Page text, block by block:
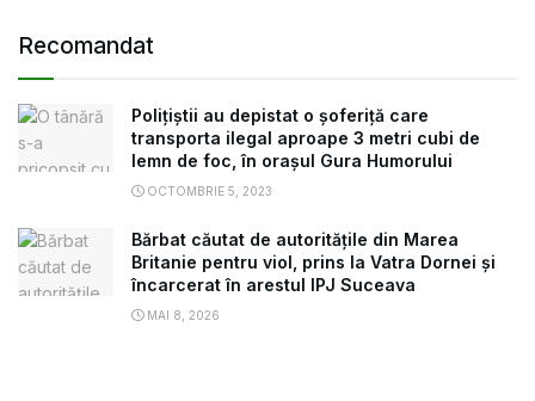
Recomandat
Polițiștii au depistat o șoferiță care
transporta ilegal aproape 3 metri cubi de
lemn de foc, în orașul Gura Humorului
OCTOMBRIE 5, 2023
Bărbat căutat de autoritățile din Marea
Britanie pentru viol, prins la Vatra Dornei și
încarcerat în arestul IPJ Suceava
MAI 8, 2026